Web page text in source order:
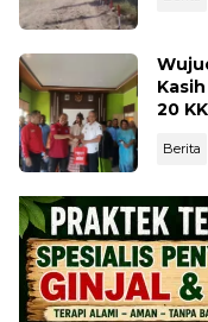
20
Berita